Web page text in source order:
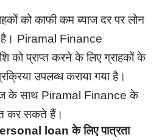
को काफी कम ब्याज दर पर लोन
है। Piramal Finance
को प्राप्त करने के लिए ग्राहकों के
उपलब्ध कराया गया है।
के साथ Piramal Finance के
कर सकते हैं।
loan के लिए पात्रता